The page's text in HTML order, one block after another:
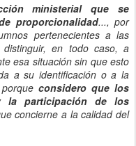
ministerial que se
proporcionalidad..., por
pertenecientes a las
en todo caso, a
esa situación sin que esto
a su identificación o a la
considero que los
la participación de los
concierne a la calidad del